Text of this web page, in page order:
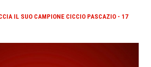
IL SUO CAMPIONE CICCIO PASCAZIO - 17